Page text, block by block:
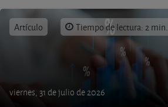
Artículo Tiempo de lectura: 2 min.
viernes, 31 de julio de 2026